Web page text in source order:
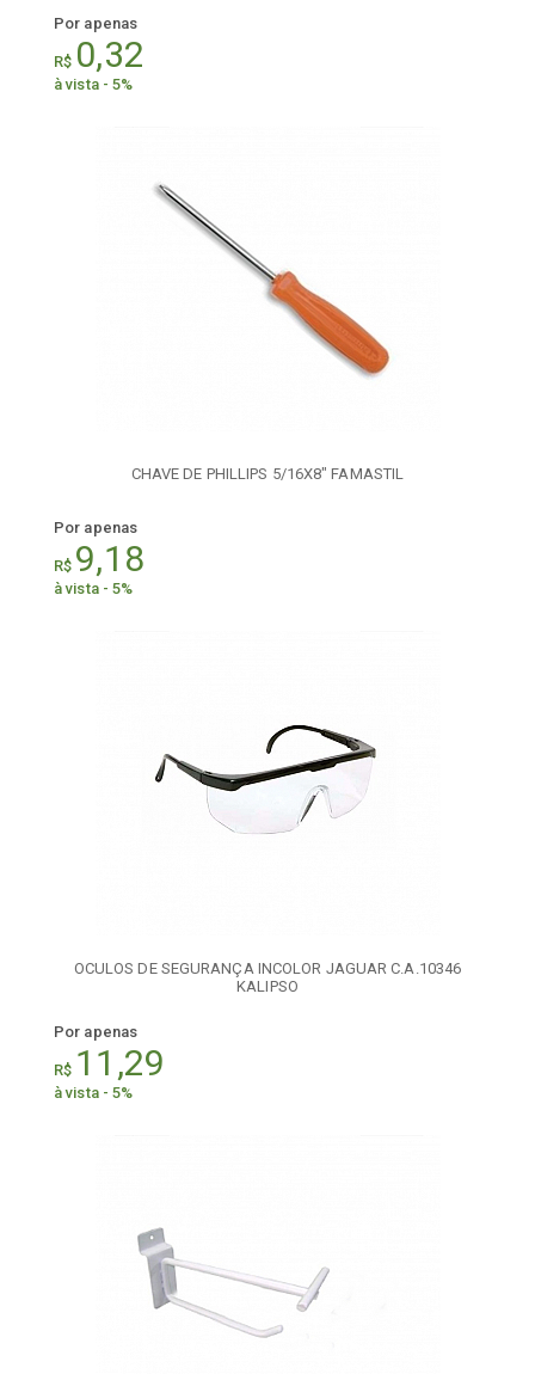
Por apenas
R$ 0,32
à vista - 5%
CHAVE DE PHILLIPS 5/16X8" FAMASTIL
Por apenas
R$ 9,18
à vista - 5%
OCULOS DE SEGURANÇA INCOLOR JAGUAR C.A.10346
KALIPSO
Por apenas
R$ 11,29
à vista - 5%